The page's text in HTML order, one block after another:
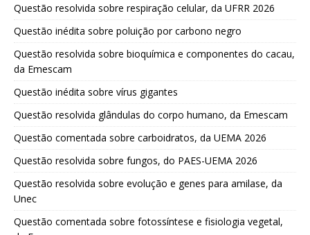
Questão resolvida sobre respiração celular, da UFRR 2026
Questão inédita sobre poluição por carbono negro
Questão resolvida sobre bioquímica e componentes do cacau,
da Emescam
Questão inédita sobre vírus gigantes
Questão resolvida glândulas do corpo humano, da Emescam
Questão comentada sobre carboidratos, da UEMA 2026
Questão resolvida sobre fungos, do PAES-UEMA 2026
Questão resolvida sobre evolução e genes para amilase, da
Unec
Questão comentada sobre fotossíntese e fisiologia vegetal,